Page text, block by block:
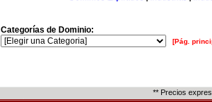
Categorías de Dominio:
[Pág.
** Precios